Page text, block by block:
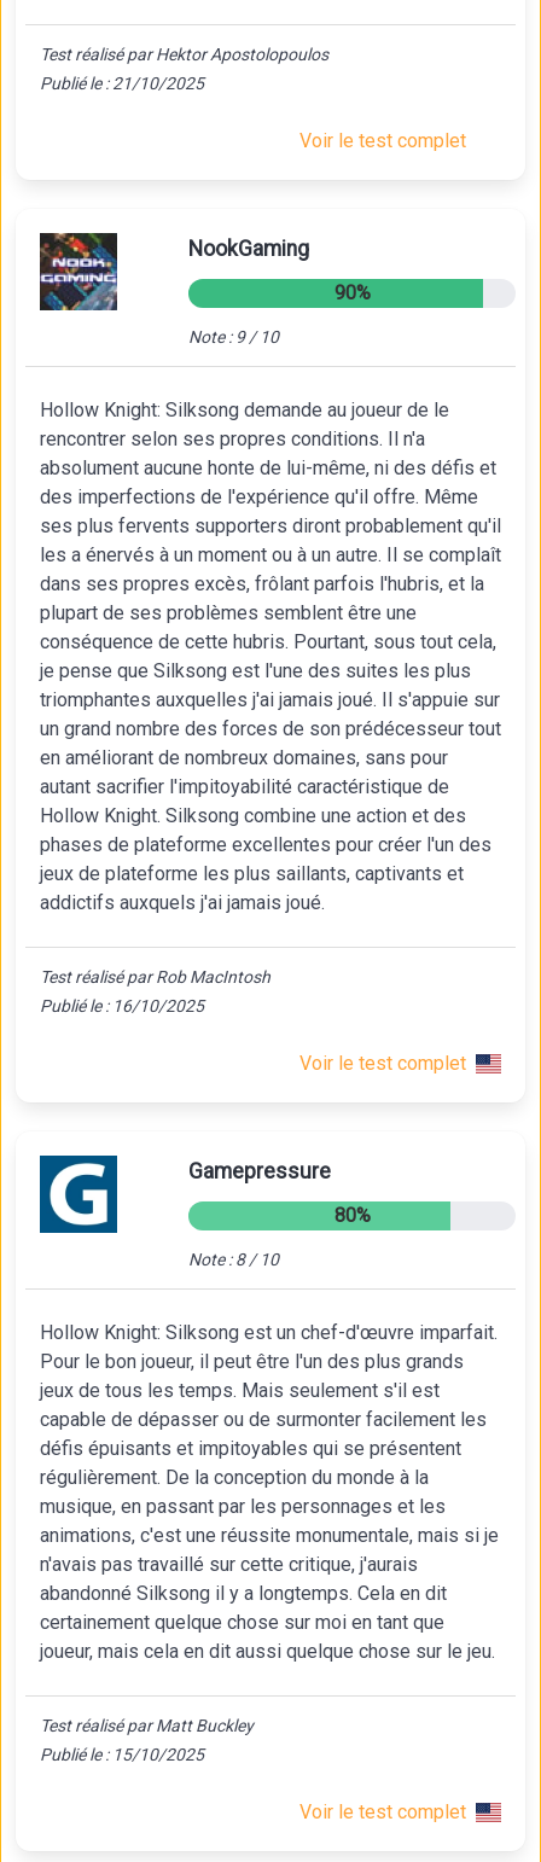
Test réalisé par Hektor Apostolopoulos
Publié le : 21/10/2025
Voir le test complet
NookGaming
90%
Note : 9 / 10
Hollow Knight: Silksong demande au joueur de le
rencontrer selon ses propres conditions. Il n'a
absolument aucune honte de lui-même, ni des défis et
des imperfections de l'expérience qu'il offre. Même
ses plus fervents supporters diront probablement qu'il
les a énervés à un moment ou à un autre. Il se complaît
dans ses propres excès, frôlant parfois l'hubris, et la
plupart de ses problèmes semblent être une
conséquence de cette hubris. Pourtant, sous tout cela,
je pense que Silksong est l'une des suites les plus
triomphantes auxquelles j'ai jamais joué. Il s'appuie sur
un grand nombre des forces de son prédécesseur tout
en améliorant de nombreux domaines, sans pour
autant sacrifier l'impitoyabilité caractéristique de
Hollow Knight. Silksong combine une action et des
phases de plateforme excellentes pour créer l'un des
jeux de plateforme les plus saillants, captivants et
addictifs auxquels j'ai jamais joué.
Test réalisé par Rob MacIntosh
Publié le : 16/10/2025
Voir le test complet
Gamepressure
80%
Note : 8 / 10
Hollow Knight: Silksong est un chef-d'œuvre imparfait.
Pour le bon joueur, il peut être l'un des plus grands
jeux de tous les temps. Mais seulement s'il est
capable de dépasser ou de surmonter facilement les
défis épuisants et impitoyables qui se présentent
régulièrement. De la conception du monde à la
musique, en passant par les personnages et les
animations, c'est une réussite monumentale, mais si je
n'avais pas travaillé sur cette critique, j'aurais
abandonné Silksong il y a longtemps. Cela en dit
certainement quelque chose sur moi en tant que
joueur, mais cela en dit aussi quelque chose sur le jeu.
Test réalisé par Matt Buckley
Publié le : 15/10/2025
Voir le test complet